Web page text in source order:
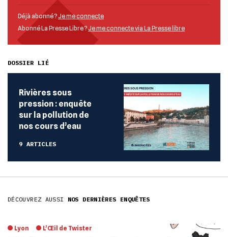
Déjà abonné ? Je me connecte
Abonné La Presse Libre ?Je me connecte via La Presse libre
DOSSIER LIÉ
Rivières sous
pression : enquête
sur la pollution de
nos cours d’eau
9 ARTICLES
DÉCOUVREZ AUSSI NOS DERNIÈRES ENQUÊTES
Lyon L’Œil de Twister